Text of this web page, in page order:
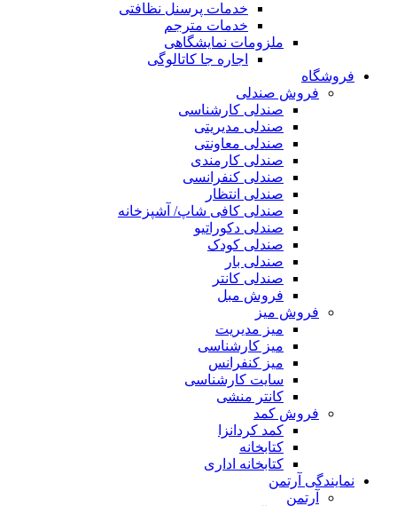
خدمات پرسنل نظافتی
خدمات مترجم
ملزومات نمایشگاهی
اجاره جا کاتالوگی
فروشگاه
فروش صندلی
صندلی کارشناسی
صندلی مدیریتی
صندلی معاونتی
صندلی کارمندی
صندلی کنفرانسی
صندلی انتظار
صندلی کافی شاپ/ آشپزخانه
صندلی دکوراتیو
صندلی کودک
صندلی بار
صندلی کانتر
فروش مبل
فروش میز
میز مدیریت
میز کارشناسی
میز کنفرانس
سایت کارشناسی
کانتر منشی
فروش کمد
کمد کردانزا
کتابخانه
کتابخانه اداری
نمایندگی آرتمن
آرتمن